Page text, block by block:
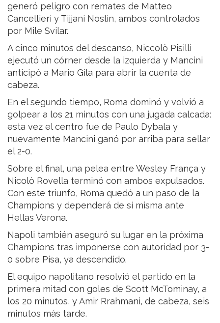
generó peligro con remates de Matteo
Cancellieri y Tijjani Noslin, ambos controlados
por Mile Svilar.
A cinco minutos del descanso, Niccolò Pisilli
ejecutó un córner desde la izquierda y Mancini
anticipó a Mario Gila para abrir la cuenta de
cabeza.
En el segundo tiempo, Roma dominó y volvió a
golpear a los 21 minutos con una jugada calcada:
esta vez el centro fue de Paulo Dybala y
nuevamente Mancini ganó por arriba para sellar
el 2-0.
Sobre el final, una pelea entre Wesley França y
Nicolò Rovella terminó con ambos expulsados.
Con este triunfo, Roma quedó a un paso de la
Champions y dependerá de sí misma ante
Hellas Verona.
Napoli también aseguró su lugar en la próxima
Champions tras imponerse con autoridad por 3-
0 sobre Pisa, ya descendido.
El equipo napolitano resolvió el partido en la
primera mitad con goles de Scott McTominay, a
los 20 minutos, y Amir Rrahmani, de cabeza, seis
minutos más tarde.